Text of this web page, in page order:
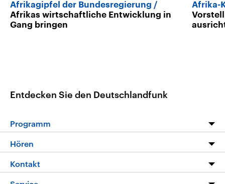
Afrikagipfel der Bundesregierung
Afrikas wirtschaftliche Entwicklung in
Gang bringen
Afrika-
Entdecken Sie den Deutschlandfunk
Programm
Programm
Die Nachrichten
Hören
Livestream
Kontakt
Hörerservice